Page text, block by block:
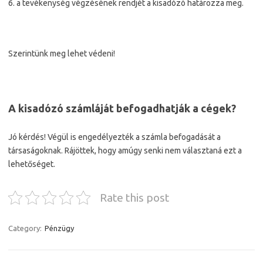
6. a tevékenység végzésének rendjét a kisadózó határozza meg.
Szerintünk meg lehet védeni!
A kisadózó számláját befogadhatják a cégek?
Jó kérdés! Végül is engedélyezték a számla befogadását a
társaságoknak. Rájöttek, hogy amúgy senki nem választaná ezt a
lehetőséget.
Rate this post
Category: Pénzügy